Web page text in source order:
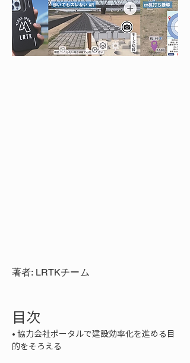
著者: LRTKチーム
目次
• 協力会社ポータルで建設効率化を進める目